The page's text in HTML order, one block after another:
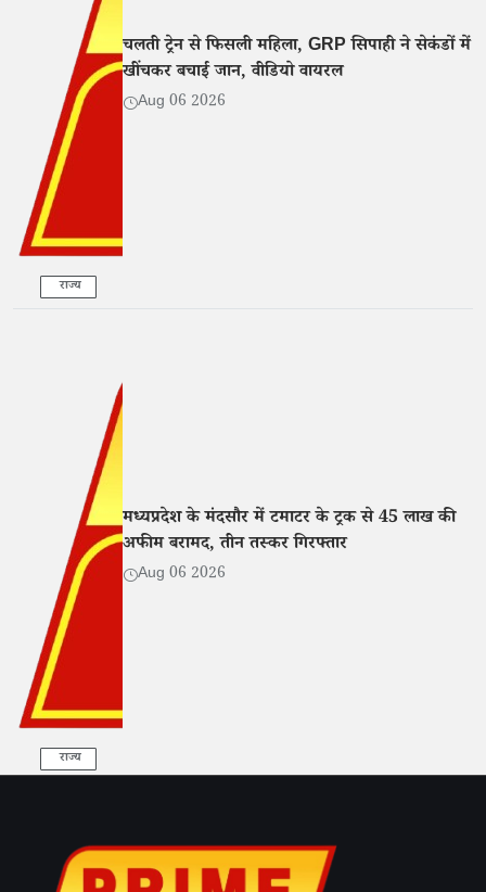
राज्य
चलती ट्रेन से फिसली महिला, GRP सिपाही ने सेकंडों में
खींचकर बचाई जान, वीडियो वायरल
Aug 06 2026
राज्य
मध्यप्रदेश के मंदसौर में टमाटर के ट्रक से 45 लाख की
अफीम बरामद, तीन तस्कर गिरफ्तार
Aug 06 2026